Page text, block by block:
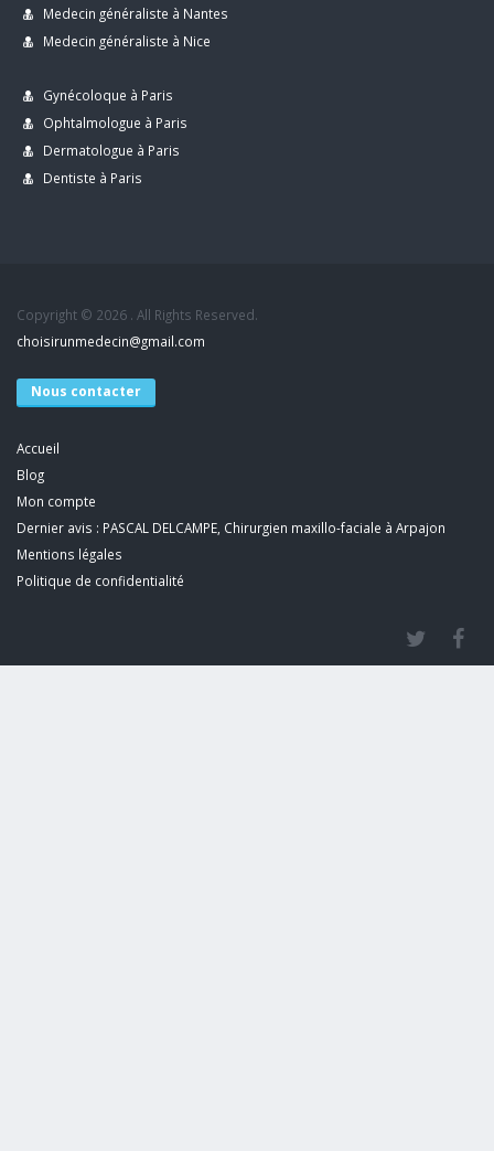
Medecin généraliste à Nantes
Medecin généraliste à Nice
Gynécoloque à Paris
Ophtalmologue à Paris
Dermatologue à Paris
Dentiste à Paris
Copyright © 2026 . All Rights Reserved.
choisirunmedecin@gmail.com
Nous contacter
Accueil
Blog
Mon compte
Dernier avis : PASCAL DELCAMPE, Chirurgien maxillo-faciale à Arpajon
Mentions légales
Politique de confidentialité